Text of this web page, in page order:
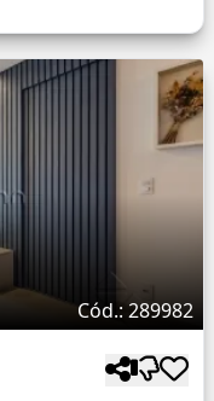
Cód.: 289982